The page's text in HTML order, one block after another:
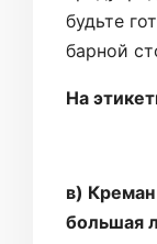
будьте
барной
На
в)
большая